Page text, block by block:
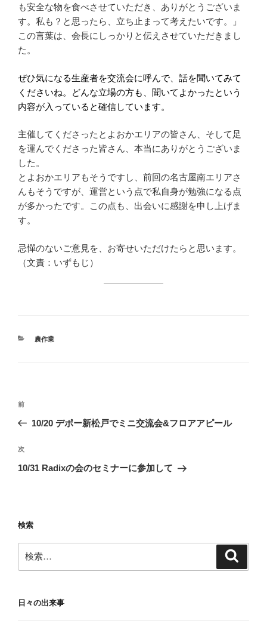
も安全な物を食べさせていただき、ありがとうございま
す。私も？と思ったら、立ち止まって考えたいです。」
この言葉は、会長にしっかりと伝えさせていただきまし
た。
ぜひ気になる生産者を交流会に呼んで、話を聞いてみて
くださいね。どんな立場の方も、聞いてよかったという
内容が入っていると確信しています。
主催してくださったとよおかエリアの皆さん、そして足
を運んでくださった皆さん、本当にありがとうございま
した。
とよおかエリアもそうですし、前回の名古屋南エリアさ
んもそうですが、運営という点で私自身が勉強になる点
が多かったです。この点も、出会いに感謝を申し上げま
す。
忌憚のないご意見を、お寄せいただけたらと思います。
（文責：いずもじ）
カ
農作業
投
ナ
ビ
ゲ
ン
前
の
稿
前
10/20 デポー新松戸でミニ交流会&フロアアピール
次
の
次
10/31 Radixの会のセミナーに参加して
検索
索:
日々の出来事